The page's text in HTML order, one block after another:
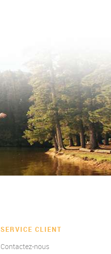
SERVICE CLIENT
Contactez-nous